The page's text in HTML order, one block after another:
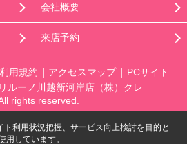
会社概要
来店予約
利用規約 アクセスマップ
PCサイト
ルーノ川越新河岸店（株）クレ
rights reserved.
利用状況把握、サービス向上検討を目的と
用しています。